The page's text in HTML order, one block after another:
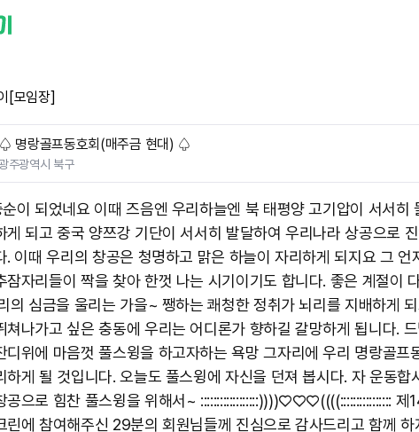
[모임장]
♤ 명랑골프동호회(매주금 현대) ♤
주광역시 북구
이 되었네요 이때 즈음엔 우리하늘엔 북 태평양 고기압이 서서히
게 되고 중국 양쯔강 기단이 서서히 발달하여 우리나라 상공으로
. 이때 우리의 창공은 청명하고 맑은 하늘이 자리하게 되지요 그 언
잠자리들이 짝을 찾아 한껏 나는 시기이기도 합니다. 좋은 계절이
의 심금을 울리는 가을~ 쨍하는 쾌청한 정취가 뇌리를 지배하게 되
쳐나가고 싶은 충동에 우리는 어디론가 향하길 갈망하게 됩니다. 드
디위에 마음껏 풀스윙을 하고자하는 욕망 그자리에 우리 명랑골프
하게 될 것입니다. 오늘도 풀스윙에 자신을 던져 봅시다. 자 운동합
공으로 힘찬 풀스윙을 위해서~ ::::::::::::::::::))))♡♡♡((((:::::::::::::::: 제
린에 참여해주신 29분의 회원님들께 진심으로 감사드리고 함께 하